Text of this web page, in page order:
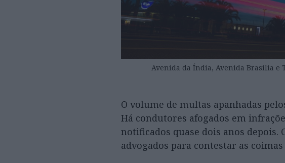
Avenida da Índia, Avenida Brasília e
O volume de multas apanhadas
Há condutores afogados em
notificados quase dois anos depois.
advogados para contestar as